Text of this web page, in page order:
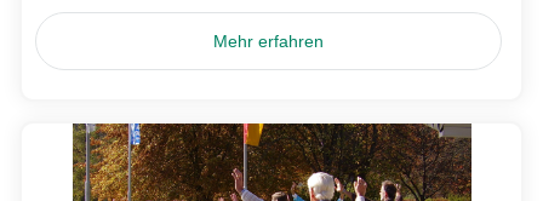
Mehr erfahren